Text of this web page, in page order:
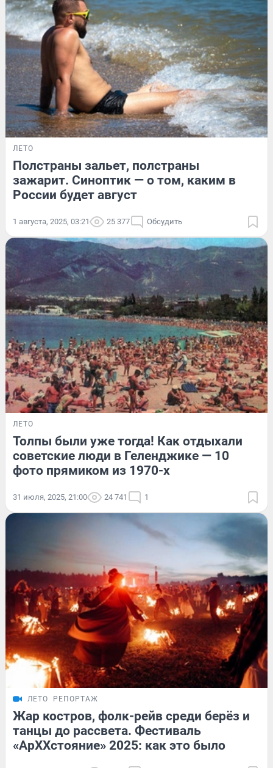
ЛЕТО
Полстраны зальет, полстраны
зажарит. Синоптик — о том, каким в
России будет август
1 августа, 2025, 03:21 25 377 Обсудить
ЛЕТО
Толпы были уже тогда! Как отдыхали
советские люди в Геленджике — 10
фото прямиком из 1970-х
31 июля, 2025, 21:00 24 741 1
ЛЕТО РЕПОРТАЖ
Жар костров, фолк-рейв среди берёз и
танцы до рассвета. Фестиваль
«АрХХстояние» 2025: как это было